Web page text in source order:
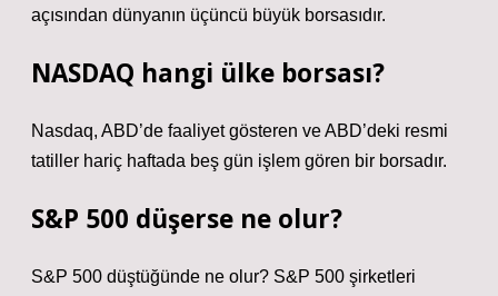
açısından dünyanın üçüncü büyük borsasıdır.
NASDAQ hangi ülke borsası?
Nasdaq, ABD’de faaliyet gösteren ve ABD’deki resmi
tatiller hariç haftada beş gün işlem gören bir borsadır.
S&P 500 düşerse ne olur?
S&P 500 düştüğünde ne olur? S&P 500 şirketleri